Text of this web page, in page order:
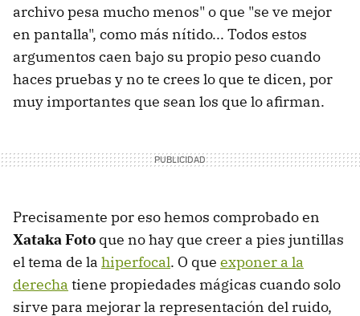
archivo pesa mucho menos" o que "se ve mejor
en pantalla", como más nítido... Todos estos
argumentos caen bajo su propio peso cuando
haces pruebas y no te crees lo que te dicen, por
muy importantes que sean los que lo afirman.
Precisamente por eso hemos comprobado en
Xataka Foto que no hay que creer a pies juntillas
el tema de la hiperfocal. O que exponer a la
derecha tiene propiedades mágicas cuando solo
sirve para mejorar la representación del ruido,